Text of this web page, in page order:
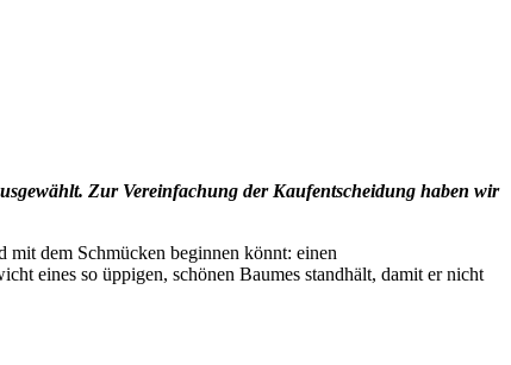
Zur Vereinfachung der Kaufentscheidung haben wir
dem Schmücken beginnen könnt: einen
eines so üppigen, schönen Baumes standhält, damit er nicht